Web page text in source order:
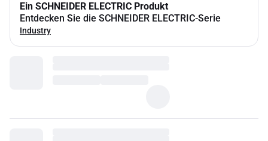
Ein SCHNEIDER ELECTRIC Produkt
Entdecken Sie die SCHNEIDER ELECTRIC-Serie
Industry